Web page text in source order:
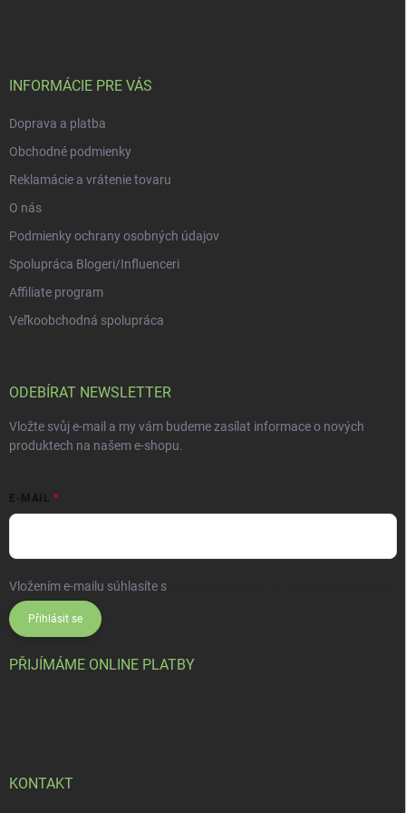
INFORMÁCIE PRE VÁS
Doprava a platba
Obchodné podmienky
Reklamácie a vrátenie tovaru
O nás
Podmienky ochrany osobných údajov
Spolupráca Blogeri/Influenceri
Affiliate program
Veľkoobchodná spolupráca
ODEBÍRAT NEWSLETTER
Vložte svůj e-mail a my vám budeme zasílat informace o nových
produktech na našem e-shopu.
E-MAIL
Vložením e-mailu súhlasíte s
Přihlásit se
PŘIJÍMÁME ONLINE PLATBY
KONTAKT